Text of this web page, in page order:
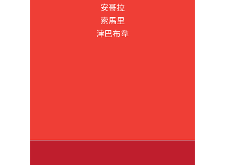
安哥拉
索馬里
津巴布韋